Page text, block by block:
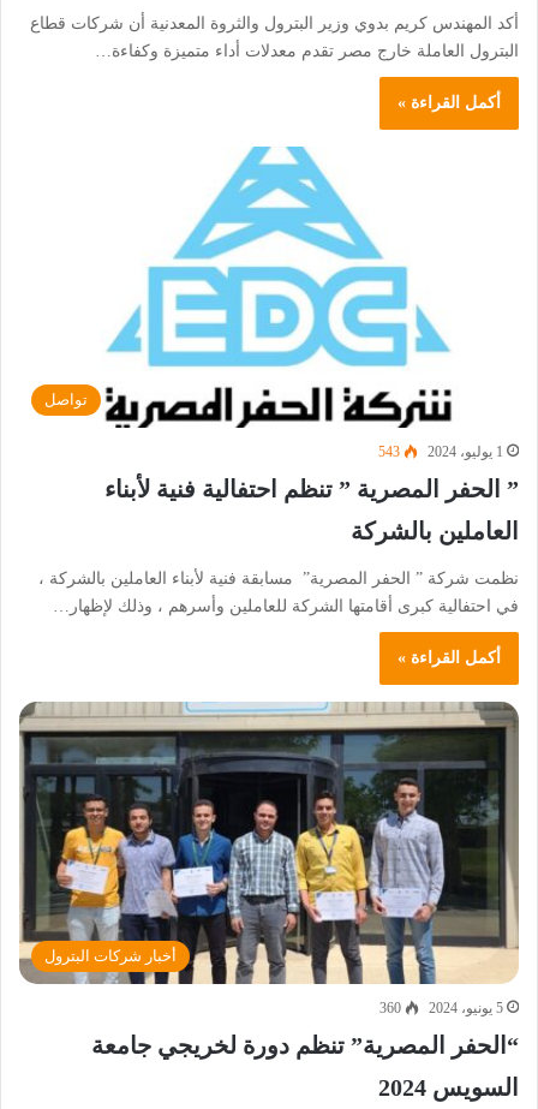
أكد المهندس كريم بدوي وزير البترول والثروة المعدنية أن شركات قطاع
البترول العاملة خارج مصر تقدم معدلات أداء متميزة وكفاءة…
أكمل القراءة »
تواصل
1 يوليو، 2024 543
” الحفر المصرية ” تنظم احتفالية فنية لأبناء
العاملين بالشركة
نظمت شركة ” الحفر المصرية” مسابقة فنية لأبناء العاملين بالشركة ،
في احتفالية كبرى أقامتها الشركة للعاملين وأسرهم ، وذلك لإظهار…
أكمل القراءة »
أخبار شركات البترول
5 يونيو، 2024 360
“الحفر المصرية” تنظم دورة لخريجي جامعة
السويس 2024